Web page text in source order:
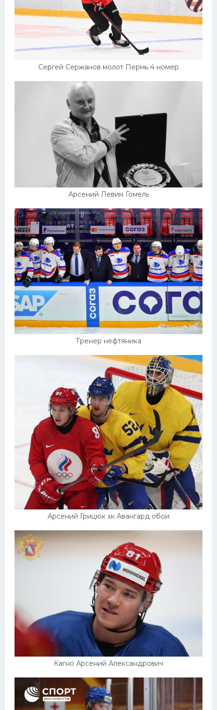
Сергей Сержанов молот Пермь 4 номер
Арсений Левин Гомель
Тренер нефтяника
Арсений Грицюк хк Авангард обои
Кагно Арсений Александрович